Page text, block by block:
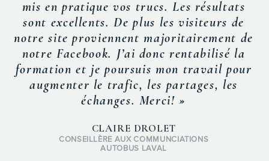
mis en pratique vos trucs. Les résultats
sont excellents. De plus les visiteurs de
notre site proviennent majoritairement de
notre Facebook. J’ai donc rentabilisé la
formation et je poursuis mon travail pour
augmenter le trafic, les partages, les
échanges. Merci! »
CLAIRE DROLET
CONSEILLÈRE AUX COMMUNCIATIONS
AUTOBUS LAVAL